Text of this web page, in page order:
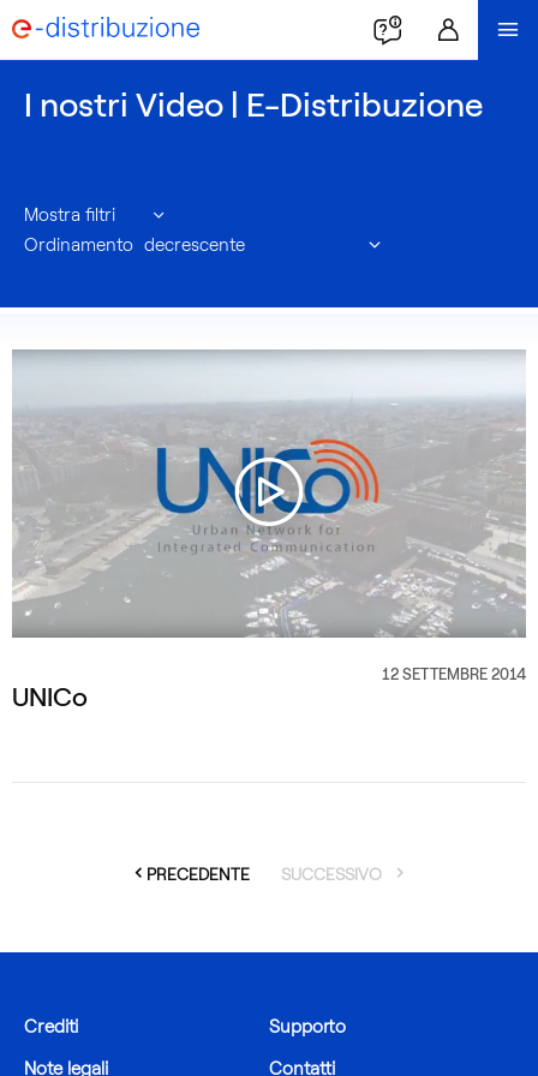
I nostri Video | E-Distribuzione
Mostra filtri
Ordinamento
La
una
selezione
12 SETTEMBRE 2014
UNICo
PRECEDENTEPAGESUCCESSIVOPAGE
Crediti
Note legali
Supporto
Contatti